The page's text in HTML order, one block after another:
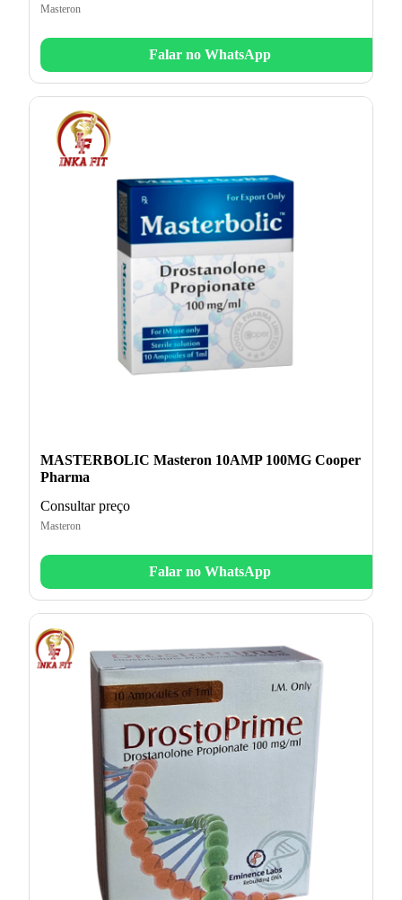
Masteron
Falar no WhatsApp
MASTERBOLIC Masteron 10AMP 100MG Cooper
Pharma
Consultar preço
Masteron
Falar no WhatsApp